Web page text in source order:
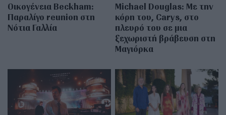
Οικογένεια Beckham:
Παραλίγο reunion στη
Νότια Γαλλία
Michael Douglas: Με την
κόρη του, Carys, στο
πλευρό του σε μια
ξεχωριστή βράβευση στη
Μαγιόρκα